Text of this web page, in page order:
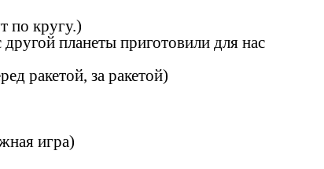
по кругу.)
планеты приготовили для нас
ракетой, за ракетой)
игра)